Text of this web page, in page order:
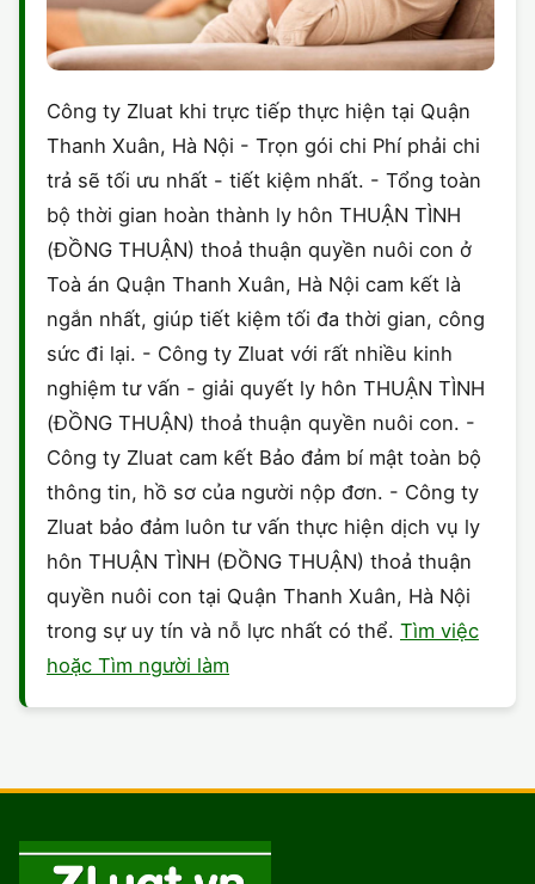
Công ty Zluat khi trực tiếp thực hiện tại Quận
Thanh Xuân, Hà Nội - Trọn gói chi Phí phải chi
trả sẽ tối ưu nhất - tiết kiệm nhất. - Tổng toàn
bộ thời gian hoàn thành ly hôn THUẬN TÌNH
(ĐỒNG THUẬN) thoả thuận quyền nuôi con ở
Toà án Quận Thanh Xuân, Hà Nội cam kết là
ngắn nhất, giúp tiết kiệm tối đa thời gian, công
sức đi lại. - Công ty Zluat với rất nhiều kinh
nghiệm tư vấn - giải quyết ly hôn THUẬN TÌNH
(ĐỒNG THUẬN) thoả thuận quyền nuôi con. -
Công ty Zluat cam kết Bảo đảm bí mật toàn bộ
thông tin, hồ sơ của người nộp đơn. - Công ty
Zluat bảo đảm luôn tư vấn thực hiện dịch vụ ly
hôn THUẬN TÌNH (ĐỒNG THUẬN) thoả thuận
quyền nuôi con tại Quận Thanh Xuân, Hà Nội
trong sự uy tín và nỗ lực nhất có thể. Tìm việc
hoặc Tìm người làm